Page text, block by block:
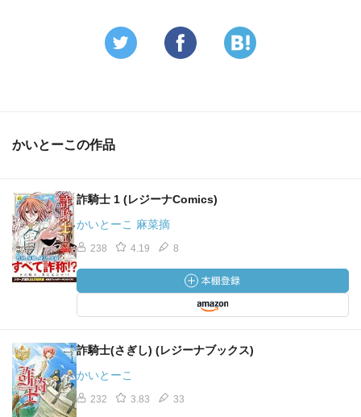
かいとーこの作品
詐騎士 1 (レジーナComics)
かいとーこ 麻菜摘
238 4.19 8
詐騎士(さぎし) (レジーナブックス)
かいとーこ
232 3.83 33